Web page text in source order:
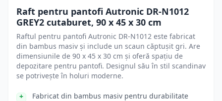
Raft pentru pantofi Autronic DR-N1012
GREY2 cutaburet, 90 x 45 x 30 cm
Raftul pentru pantofi Autronic DR-N1012 este fabricat
din bambus masiv și include un scaun căptușit gri. Are
dimensiunile de 90 x 45 x 30 cm și oferă spațiu de
depozitare pentru pantofi. Designul său în stil scandinav
se potrivește în holuri moderne.
Fabricat din bambus masiv pentru durabilitate